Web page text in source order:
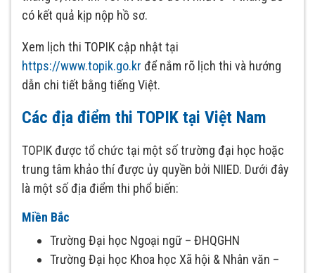
có kết quả kịp nộp hồ sơ.
Xem lịch thi TOPIK cập nhật tại
https://www.topik.go.kr để nắm rõ lịch thi và hướng
dẫn chi tiết bằng tiếng Việt.
Các địa điểm thi TOPIK tại Việt Nam
TOPIK được tổ chức tại một số trường đại học hoặc
trung tâm khảo thí được ủy quyền bởi NIIED. Dưới đây
là một số địa điểm thi phổ biến:
Miền Bắc
Trường Đại học Ngoại ngữ – ĐHQGHN
Trường Đại học Khoa học Xã hội & Nhân văn –